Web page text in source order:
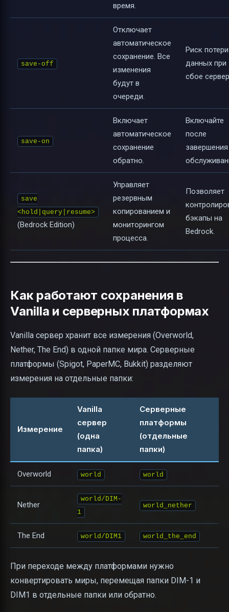
время.
save-off
Отключает
автоматическое
сохранение. Все
изменения
будут в
очереди.
Риск потери
данных при
сбое
save-on
Включает
автоматическое
сохранение
обратно.
Включайте
после
завершения
save
<hold|query|resume>
(Bedrock Edition)
Управляет
резервным
копированием и
мониторингом
процесса.
Позволяет
бэкапы на
Bedrock.
Как работают сохранения в
Vanilla и серверных платформах
Vanilla сервер хранит все измерения (Overworld,
Nether, The End) в одной папке мира. Серверные
платформы (Spigot, PaperMC, Bukkit) разделяют
измерения на отдельные папки:
Измерение
Vanilla
сервер
(одна
папка)
Серверные
платформы
(отдельные
папки)
Overworld world world
Nether
world/DIM-
1
world_nether
The End world/DIM1 world_the_end
При переходе между платформами нужно
конвертировать миры, перемещая папки DIM-1 и
DIM1 в отдельные папки или обратно.